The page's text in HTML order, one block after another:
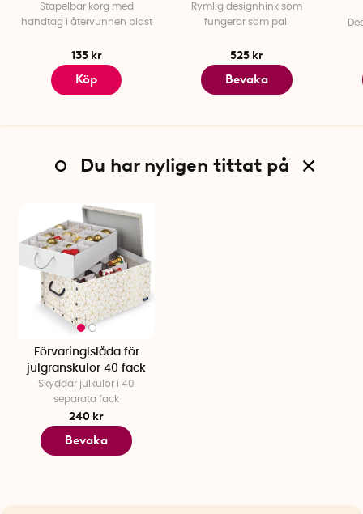
Stapelbar korg med
handtag i återvunnen plast
135 kr
Köp
Rymlig designhink som
fungerar som pall
525 kr
Bevaka
Du har nyligen tittat på
Förvaringlslåda för
julgranskulor 40 fack
Skyddar julkulor i 40
separata fack
240 kr
Bevaka